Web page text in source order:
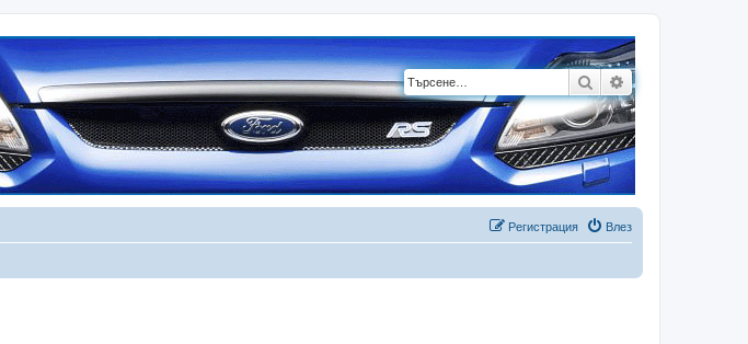
ТърсенеРазширено
Влез
Регистрация